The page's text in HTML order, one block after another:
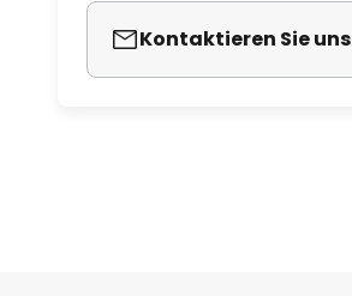
Kontaktieren Sie uns